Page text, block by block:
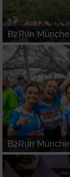
B2Run
B2Run